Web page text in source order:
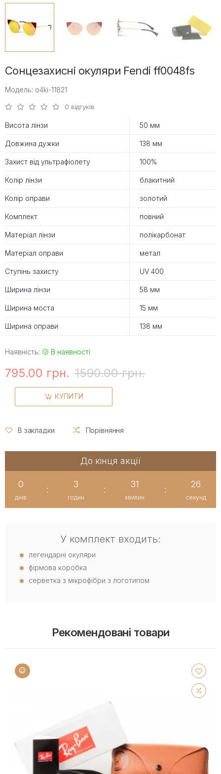
Сонцезахисні окуляри Fendi ff0048fs
Модель: o4ki-11821
0 відгуків
Висота лінзи 50 мм
Довжина дужки 138 мм
Захист від ультрафіолету 100%
Колір лінзи блакитний
Колір оправи золотий
Комплект повний
Матеріал лінзи полікарбонат
Матеріал оправи метал
Ступінь захисту UV 400
Ширина лінзи 58 мм
Ширина моста 15 мм
Ширина оправи 138 мм
Наявність: В наявності
795.00 грн. 1590.00 грн.
КУПИТИ
В закладки Порівняння
До кінця акції
0
днів
:
3
годин
:
31
хвилин
:
26
секунд
У комплект входить:
легендарні окуляри
фірмова коробка
серветка з мікрофібри з логотипом
Рекомендовані товари